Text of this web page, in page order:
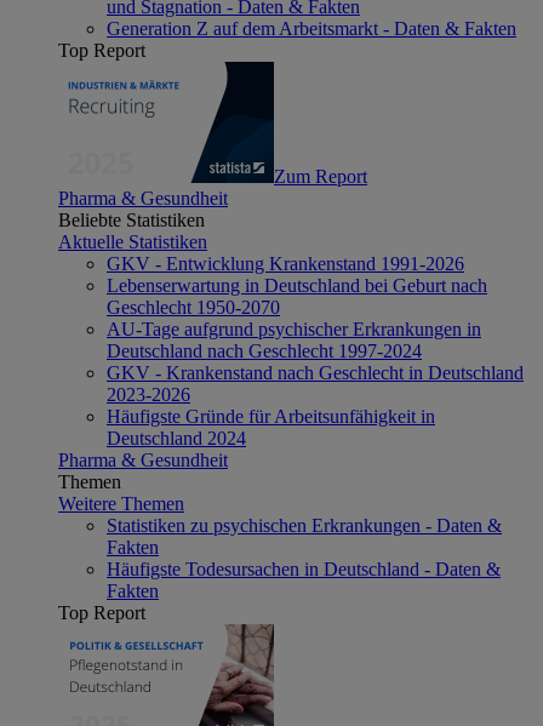
und Stagnation - Daten & Fakten
Generation Z auf dem Arbeitsmarkt - Daten & Fakten
Top Report
Zum Report
Pharma & Gesundheit
Beliebte Statistiken
Aktuelle Statistiken
GKV - Entwicklung Krankenstand 1991-2026
Lebenserwartung in Deutschland bei Geburt nach
Geschlecht 1950-2070
AU-Tage aufgrund psychischer Erkrankungen in
Deutschland nach Geschlecht 1997-2024
GKV - Krankenstand nach Geschlecht in Deutschland
2023-2026
Häufigste Gründe für Arbeitsunfähigkeit in
Deutschland 2024
Pharma & Gesundheit
Themen
Weitere Themen
Statistiken zu psychischen Erkrankungen - Daten &
Fakten
Häufigste Todesursachen in Deutschland - Daten &
Fakten
Top Report